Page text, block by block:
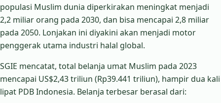
populasi Muslim dunia diperkirakan meningkat menjadi
2,2 miliar orang pada 2030, dan bisa mencapai 2,8 miliar
pada 2050. Lonjakan ini diyakini akan menjadi motor
penggerak utama industri halal global.
SGIE mencatat, total belanja umat Muslim pada 2023
mencapai US$2,43 triliun (Rp39.441 triliun), hampir dua kali
lipat PDB Indonesia. Belanja terbesar berasal dari: